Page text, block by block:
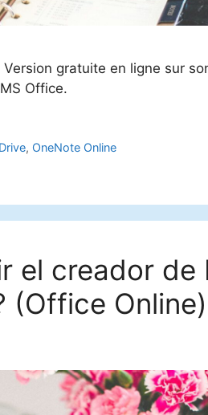
gratuite en ligne sur
Office.
, OneNote Online
el creador de
(Office Online)